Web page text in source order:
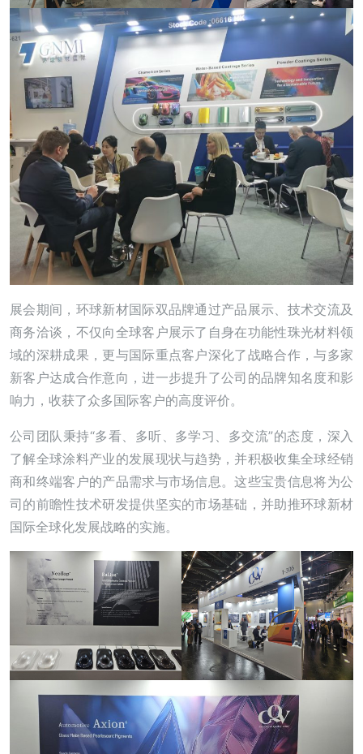
展会期间，环球新材国际双品牌通过产品展示、技术交流及
商务洽谈，不仅向全球客户展示了自身在功能性珠光材料领
域的深耕成果，更与国际重点客户深化了战略合作，与多家
新客户达成合作意向，进一步提升了公司的品牌知名度和影
响力，收获了众多国际客户的高度评价。
公司团队秉持“多看、多听、多学习、多交流”的态度，深入
了解全球涂料产业的发展现状与趋势，并积极收集全球经销
商和终端客户的产品需求与市场信息。这些宝贵信息将为公
司的前瞻性技术研发提供坚实的市场基础，并助推环球新材
国际全球化发展战略的实施。